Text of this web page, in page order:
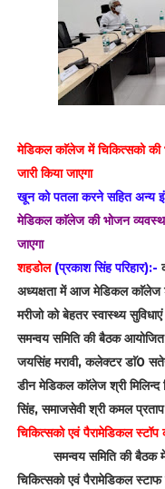
मेडिकल काॅलेज में चिकित्सको की
जारी किया जाएगा
खून को पतला करने सहित अन्य
मेडिकल काॅलेज की भोजन
जाएगा
शहडोल(प्रकाश सिंह परिहार):-
अध्यक्षता में आज मेडिकल काॅलेज
मरीजो को बेहतर स्वास्थ्य
समन्वय समिति की बैठक
जयसिंह मरावी, कलेक्टर डाॅ0
डीन मेडिकल काॅलेज श्री
सिंह, समाजसेवी श्री कमल
चिकित्सको एवं पैरामेडिकल स्टॉप
समन्वय समिति की बैठक में
चिकित्सको एवं पैरामेडिकल स्टाफ